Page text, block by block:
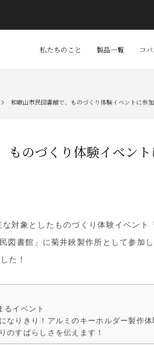
私たちのこと 製品一覧 コ
和歌山市民図書館で、ものづくり体験イベントに参
ものづくり体験イベン
対象としたものづくり体験イベント
図書館」に菊井鋏製作所として参加
た！
るイベント
なりきり！アルミのキーホルダー製作体
のすばらしさを伝えます！